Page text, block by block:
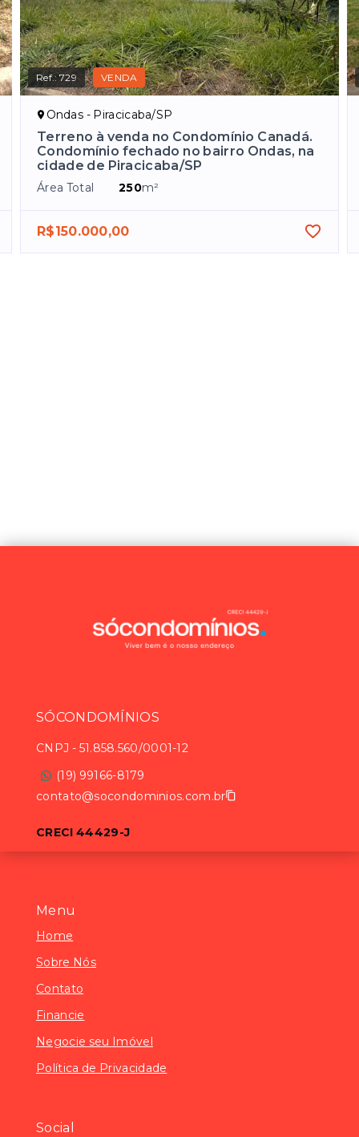
Ref.:729 VENDA
Ondas - Piracicaba/SP
Terreno à venda no Condomínio Canadá.
Condomínio fechado no bairro Ondas, na
cidade de Piracicaba/SP
Área Total 250m²
R$150.000,00
Menu
Home
Sobre Nós
Contato
Financie
Negocie seu Imóvel
Política de Privacidade
Social
SÓCONDOMÍNIOS
CNPJ - 51.858.560/0001-12
(19) 99166-8179
contato@socondominios.com.br
CRECI 44429-J